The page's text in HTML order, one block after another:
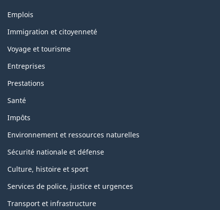
Thèmes
sujets
Emplois
Immigration et citoyenneté
Voyage et tourisme
Entreprises
Prestations
Santé
Impôts
Environnement et ressources naturelles
Sécurité nationale et défense
Culture, histoire et sport
Services de police, justice et urgences
Transport et infrastructure